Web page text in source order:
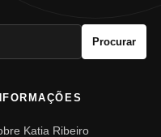
Procurar
Katia Ribeiro